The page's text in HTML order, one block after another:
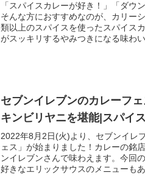
「スパイスカレーが好き！」「ダウ
そんな方におすすめなのが、カリー
類以上のスパイスを使ったスパイス
がスッキリするやみつきになる味わ
セブンイレブンのカレーフ
キンビリヤニを堪能|スパイ
2022年8月2日(火)より、セブンイレ
ェス」が始まりました！カレーの銘
ンイレブンさんで味わえます。今回
好きなエリックサウスのメニューも